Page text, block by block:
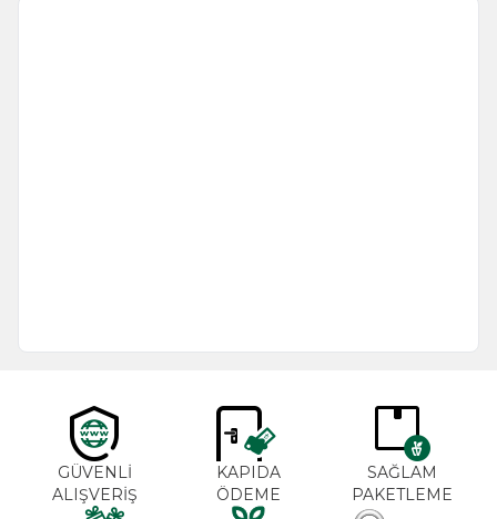
GÜVENLİ
ALIŞVERİŞ
KAPIDA
ÖDEME
SAĞLAM
PAKETLEME